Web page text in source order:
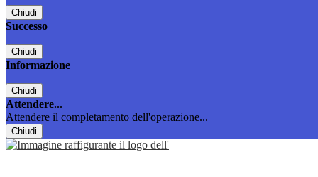
Chiudi
Successo
Chiudi
Informazione
Chiudi
Attendere...
Attendere il completamento dell'operazione...
Chiudi